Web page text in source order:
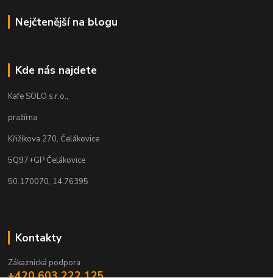
Nejčtenější na blogu
Kde nás najdete
Kafe SOLO s.r.o.,
pražírna
Křižíkova 270, Čelákovice
5Q97+GP Čelákovice
50.170070, 14.76395
Kontakty
Zákaznická podpora